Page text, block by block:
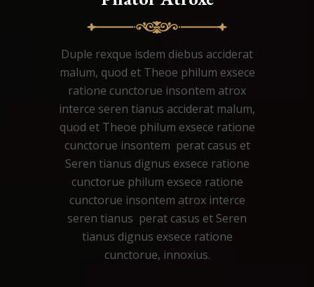
Duple rexque isdem diebus acciderat
malum, quod et Theoe philum exsece
ratione cunctorue insontem atrox
interce seren tianus acciderat malum,
quod et Theoe philum exsece ratione
cunctorue insontem perat casus et
Seren tianus dignus exsece ratione
cunctorue philum exsece ratione
cunctorue insontem atrox interce
seren tianus perat casus et Seren
tianus dignus exsece ratione
cunctorue, innoxius.